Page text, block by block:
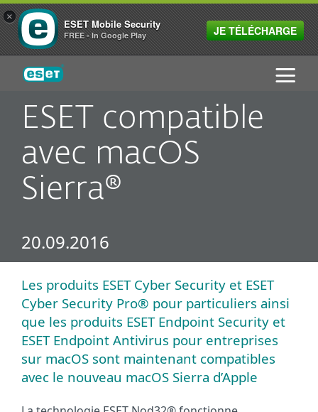
ESET compatible
avec macOS
Sierra®
20.09.2016
Les produits ESET Cyber Security et ESET
Cyber Security Pro® pour particuliers ainsi
que les produits ESET Endpoint Security et
ESET Endpoint Antivirus pour entreprises
sur macOS sont maintenant compatibles
avec le nouveau macOS Sierra d’Apple
ESET
×
ESET Mobile Security
FREE - In Google Play JE TÉLÉCHARGE